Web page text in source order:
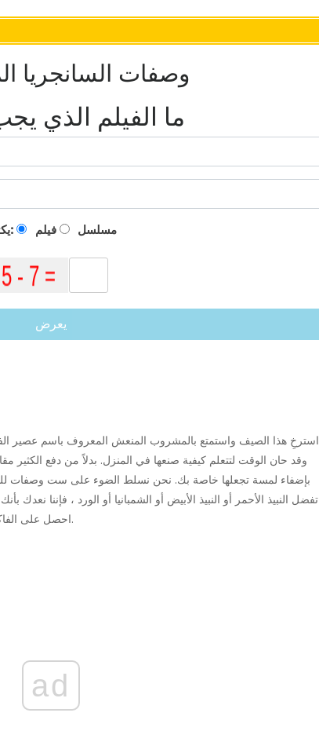
وصفات السانجريا
ما الفيلم الذي
يكتب: فيلم مسلسل
يعرض
استرخِ هذا الصيف واستمتع بالمشروب المنعش المعروف باسم عصير
وقد حان الوقت لتتعلم كيفية صنعها في المنزل. بدلاً من دفع الكثير
بإضفاء لمسة تجعلها خاصة بك. نحن نسلط الضوء على ست وصفات
تفضل النبيذ الأحمر أو النبيذ الأبيض أو الشمبانيا أو الورد ، فإننا
احصل على الفاكهة الطازجة ، والنبيذ الذي تختاره ، والعصير ، وانطلق.
ad